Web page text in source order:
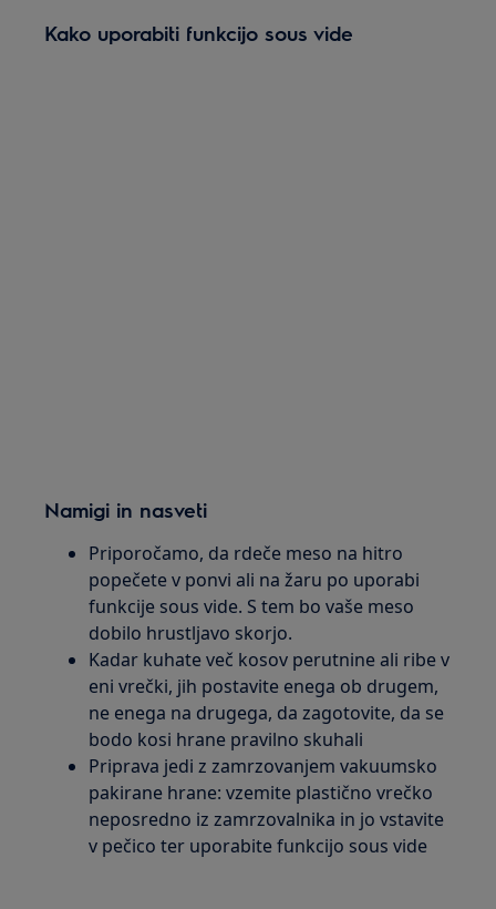
Kako uporabiti funkcijo sous vide
Namigi in nasveti
Priporočamo, da rdeče meso na hitro
popečete v ponvi ali na žaru po uporabi
funkcije sous vide. S tem bo vaše meso
dobilo hrustljavo skorjo.
Kadar kuhate več kosov perutnine ali ribe v
eni vrečki, jih postavite enega ob drugem,
ne enega na drugega, da zagotovite, da se
bodo kosi hrane pravilno skuhali
Priprava jedi z zamrzovanjem vakuumsko
pakirane hrane: vzemite plastično vrečko
neposredno iz zamrzovalnika in jo vstavite
v pečico ter uporabite funkcijo sous vide